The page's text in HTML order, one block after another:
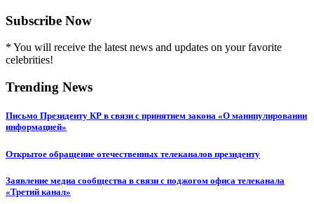
Subscribe Now
* You will receive the latest news and updates on your favorite
celebrities!
Trending News
Письмо Президенту КР в связи с принятием закона «О манипулировании
информацией»
Открытое обращение отечественных телеканалов президенту
Заявление медиа сообщества в связи с поджогом офиса телеканала
«Третий канал»